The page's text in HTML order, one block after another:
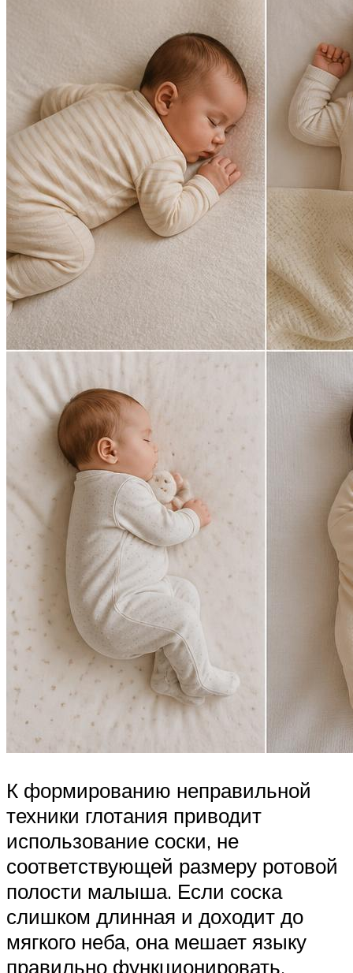
К формированию неправильной
техники глотания приводит
использование соски, не
соответствующей размеру ротовой
полости малыша. Если соска
слишком длинная и доходит до
мягкого неба, она мешает языку
правильно функционировать.